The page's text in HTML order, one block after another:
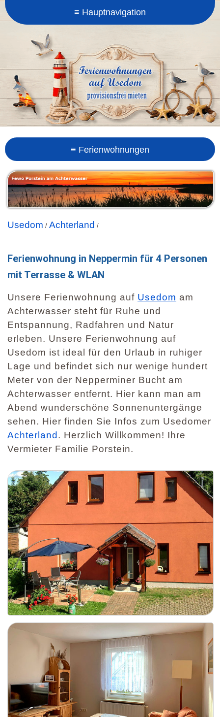
Usedom / Achterland /
Ferienwohnung in Neppermin für 4 Personen
mit Terrasse & WLAN
Unsere Ferienwohnung auf Usedom am
Achterwasser steht für Ruhe und
Entspannung, Radfahren und Natur
erleben. Unsere Ferienwohnung auf
Usedom ist ideal für den Urlaub in ruhiger
Lage und befindet sich nur wenige hundert
Meter von der Nepperminer Bucht am
Achterwasser entfernt. Hier kann man am
Abend wunderschöne Sonnenuntergänge
sehen. Hier finden Sie Infos zum Usedomer
Achterland . Herzlich Willkommen! Ihre
Vermieter Familie Porstein.